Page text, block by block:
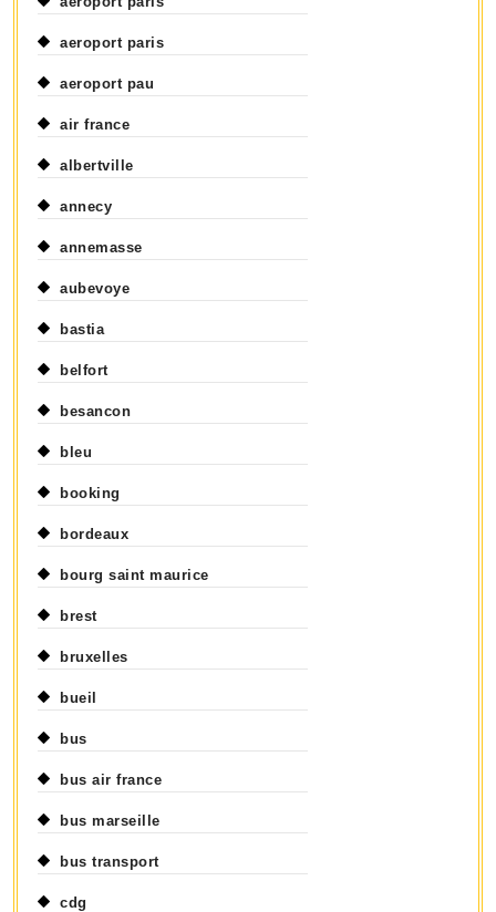
aeroport paris
aeroport pau
air france
albertville
annecy
annemasse
aubevoye
bastia
belfort
besancon
bleu
booking
bordeaux
bourg saint maurice
brest
bruxelles
bueil
bus
bus air france
bus marseille
bus transport
cdg